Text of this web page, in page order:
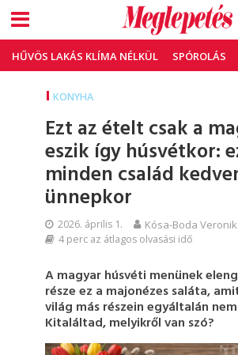
HŰVÖS LAKÁS KLÍMA NÉLKÜL SPÓROLÁS
KONYHA
Ezt az ételt csak a
eszik így húsvétkor:
minden család
ünnepkor
2026. április 1. Kósa-Boda
4 perc az átlagos olvasási idő
A magyar húsvéti menünek
része ez a majonézes saláta,
világ más részein egyáltalán
Kitaláltad, melyikről van szó?